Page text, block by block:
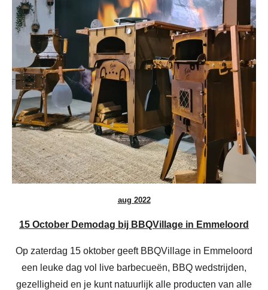
aug 2022
15 October Demodag bij BBQVillage in Emmeloord
Op zaterdag 15 oktober geeft BBQVillage in Emmeloord
een leuke dag vol live barbecueën, BBQ wedstrijden,
gezelligheid en je kunt natuurlijk alle producten van alle